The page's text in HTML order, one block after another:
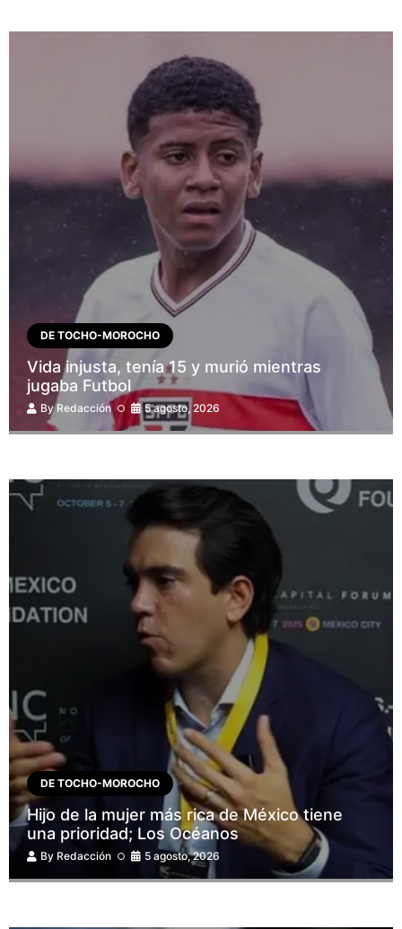
DE TOCHO-MOROCHO
Vida injusta, tenía 15 y murió mientras
jugaba Futbol
ByRedacción 5 agosto, 2026
DE TOCHO-MOROCHO
Hijo de la mujer más rica de México tiene
una prioridad; Los Océanos
By Redacción 5 agosto, 2026